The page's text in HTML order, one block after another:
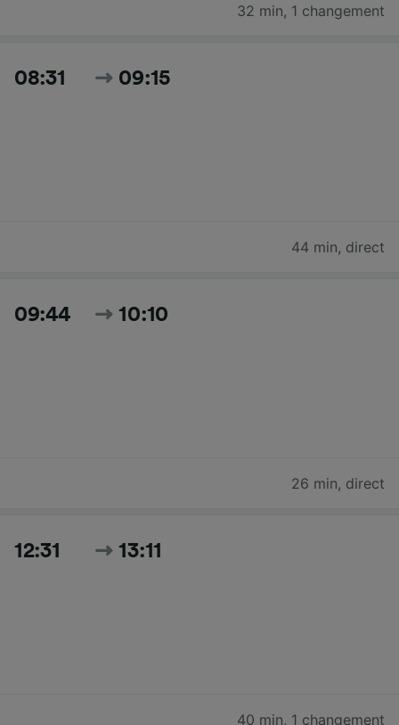
32 min, 1 changement
08:31 09:15
44 min, direct
09:44 10:10
26 min, direct
12:31 13:11
40 min, 1 changement